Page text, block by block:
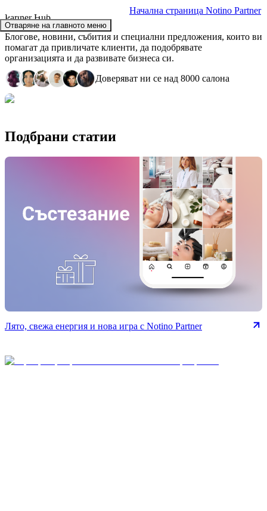
Начална страница Notino Partner
Отваряне на главното меню
Partner Hub
Блогове, новини, събития и специални предложения, които ви
помагат да привличате клиенти, да подобрявате
организацията и да развивате бизнеса си.
Доверяват ни се над 8000 салона
Подбрани статии
Лято, свежа енергия и нова игра с Notino Partner